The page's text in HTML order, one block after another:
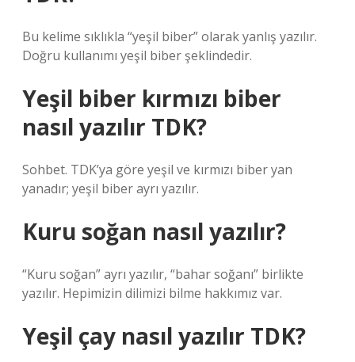
Bu kelime sıklıkla “yeşil biber” olarak yanlış yazılır.
Doğru kullanımı yeşil biber şeklindedir.
Yeşil biber kırmızı biber
nasıl yazılır TDK?
Sohbet. TDK’ya göre yeşil ve kırmızı biber yan
yanadır; yeşil biber ayrı yazılır.
Kuru soğan nasıl yazılır?
“Kuru soğan” ayrı yazılır, “bahar soğanı” birlikte
yazılır. Hepimizin dilimizi bilme hakkımız var.
Yeşil çay nasıl yazılır TDK?